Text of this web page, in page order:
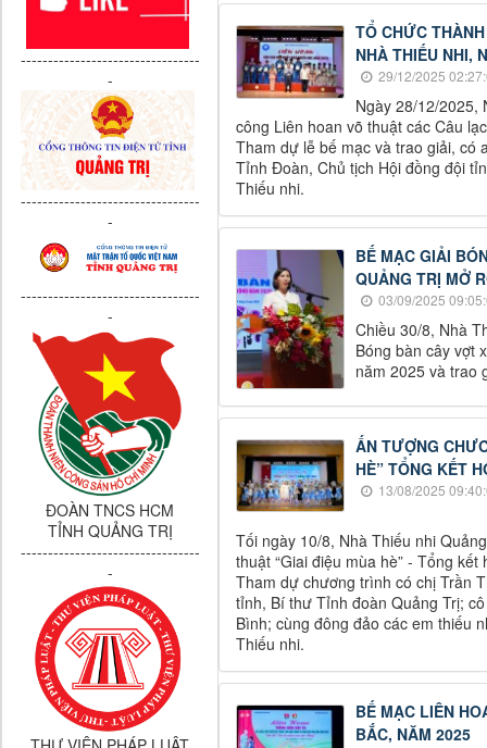
---------------------------------
-
---------------------------------
-
---------------------------------
-
ĐOÀN TNCS HCM
TỈNH QUẢNG TRỊ
---------------------------------
-
TỔ CHỨC
NHÀ THIẾU NHI,
29/12/2025
Ngày 28/12/2025,
công Liên hoan võ thuật các Câu
Tham dự lễ bế mạc và trao giải, có
Tỉnh Đoàn, Chủ tịch Hội đồng đội
Thiếu nhi.
BẾ MẠC GIẢI
QUẢNG TRỊ MỞ
03/09/2025
Chiều 30/8, Nhà
Bóng bàn cây vợt
năm 2025 và trao
ẤN TƯỢNG
HÈ” TỔNG KẾT
13/08/2025
Tối ngày 10/8, Nhà Thiếu nhi
thuật “Giai điệu mùa hè” - Tổng
Tham dự chương trình có chị Trần
tỉnh, Bí thư Tỉnh đoàn Quảng Trị;
Bình; cùng đông đảo các em thiếu
Thiếu nhi.​
BẾ MẠC LIÊN
BẮC, NĂM 2025